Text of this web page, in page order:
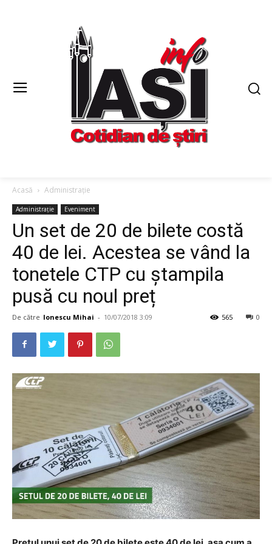
Acasă Administrație
Administrație Eveniment
Un set de 20 de bilete costă
40 de lei. Acestea se vând la
tonetele CTP cu ștampila
pusă cu noul preț
De către Ionescu Mihai - 10/07/2018 3:09 0
565